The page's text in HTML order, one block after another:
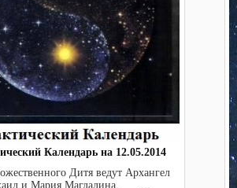
Календарь на 12.05.2014
Дитя ведут Архангел
и Мария Магдалина. ...